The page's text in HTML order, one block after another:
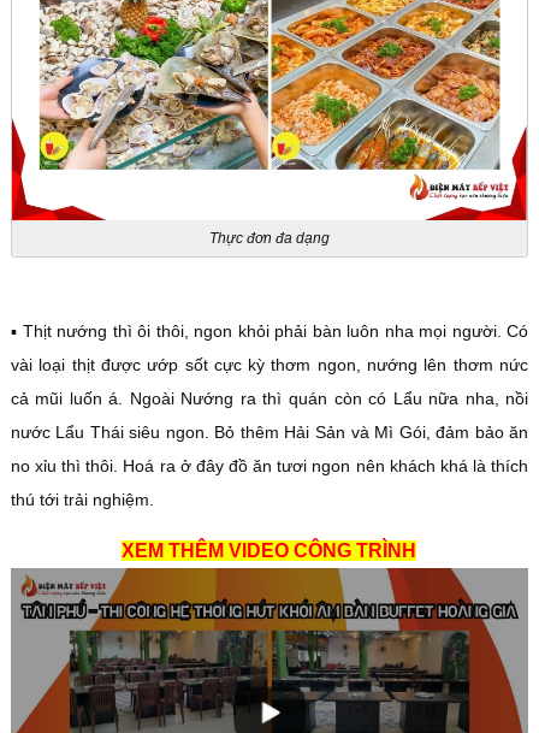
Thực đơn đa dạng
▪️ Thịt nướng thì ôi thôi, ngon khỏi phải bàn luôn nha mọi người. Có
vài loại thịt được ướp sốt cực kỳ thơm ngon, nướng lên thơm nức
cả mũi luốn á. Ngoài Nướng ra thì quán còn có Lẩu nữa nha, nồi
nước Lẩu Thái siêu ngon. Bỏ thêm Hải Sản và Mì Gói, đảm bảo ăn
no xỉu thì thôi. Hoá ra ở đây đồ ăn tươi ngon nên khách khá là thích
thú tới trải nghiệm.
XEM THÊM VIDEO CÔNG TRÌNH